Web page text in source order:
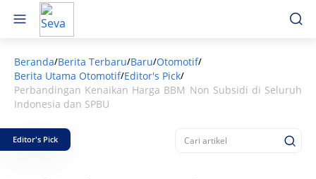
Beranda/Berita Terbaru/Baru/Otomotif/
Berita Utama Otomotif/Editor's Pick/
Perbandingan Kenaikan Harga BBM Non Subsidi di Seluruh
Indonesia dan SPBU
Editor's Pick